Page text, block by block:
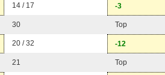
14 / 17 -3
30 Top
20 / 32 -12
21 Top